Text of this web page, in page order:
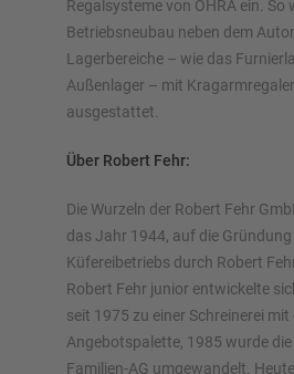
Regalsysteme von OHRA ein. So
Betriebsneubau neben dem
Lagerbereiche – wie das
Außenlager – mit
ausgestattet.
Über Robert Fehr:
Die Wurzeln der Robert Fehr
das Jahr 1944, auf die Gründung
Küfereibetriebs durch Robert
Robert Fehr junior entwickelte
seit 1975 zu einer Schreinerei mit
Angebotspalette, 1985 wurde die
Familien-AG umgewandelt.